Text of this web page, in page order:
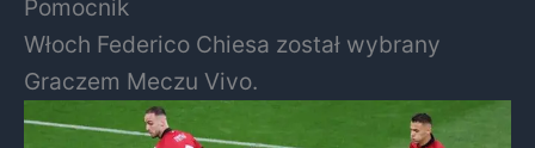
Pomocnik
Włoch Federico Chiesa został wybrany
Graczem Meczu Vivo.